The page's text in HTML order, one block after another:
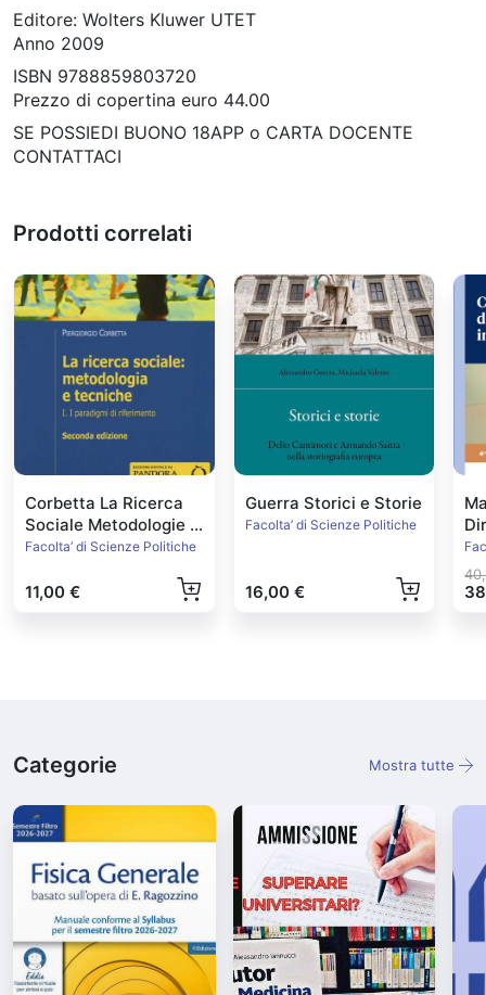
Editore: Wolters Kluwer UTET
Anno 2009
ISBN 9788859803720
Prezzo di copertina euro 44.00
SE POSSIEDI BUONO 18APP o CARTA DOCENTE
CONTATTACI
Prodotti correlati
Corbetta La Ricerca
Sociale Metodologie e
Tecniche vol1
Facolta’ di Scienze Politiche
11,00 €
Guerra Storici e Storie
Facolta’ di Scienze Politiche
16,00 €
Categorie Mostra tutte